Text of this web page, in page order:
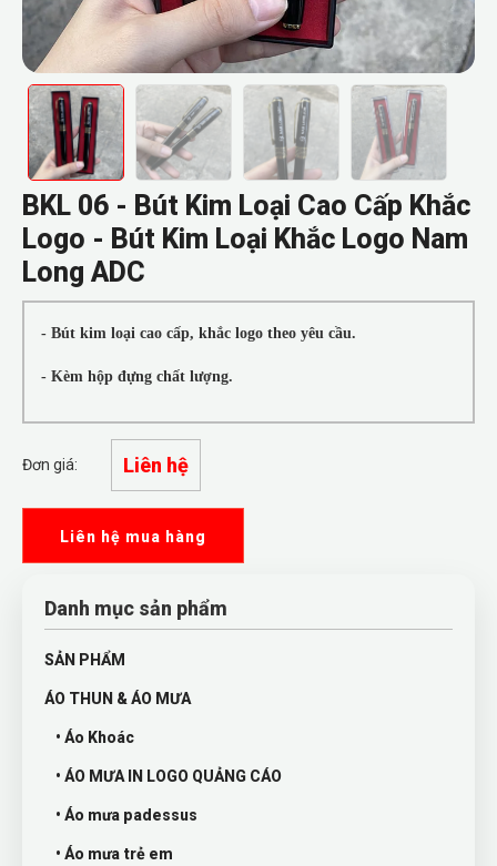
BKL 06 - Bút Kim Loại Cao Cấp Khắc
Logo - Bút Kim Loại Khắc Logo Nam
Long ADC
- Bút kim loại cao cấp, khắc logo theo yêu cầu.
- Kèm hộp đựng chất lượng.
Đơn giá: Liên hệ
Liên hệ mua hàng
Danh mục sản phẩm
SẢN PHẨM
ÁO THUN & ÁO MƯA
• Áo Khoác
• ÁO MƯA IN LOGO QUẢNG CÁO
• Áo mưa padessus
• Áo mưa trẻ em